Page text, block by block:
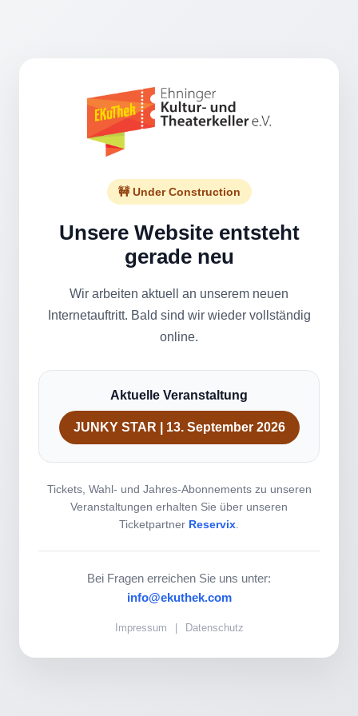
🚧 Under Construction
Unsere Website entsteht
gerade neu
Wir arbeiten aktuell an unserem neuen
Internetauftritt. Bald sind wir wieder vollständig
online.
Aktuelle Veranstaltung
JUNKY STAR | 13. September 2026
Tickets, Wahl- und Jahres-Abonnements zu unseren
Veranstaltungen erhalten Sie über unseren
Ticketpartner Reservix.
Bei Fragen erreichen Sie uns unter:
info@ekuthek.com
Impressum Datenschutz